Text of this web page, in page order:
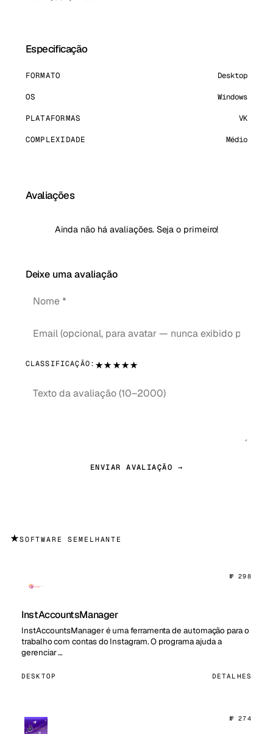
Especificação
FORMATO Desktop
OS Windows
PLATAFORMAS VK
COMPLEXIDADE Médio
Avaliações
Ainda não há avaliações. Seja o primeiro!
Deixe uma avaliação
CLASSIFICAÇÃO: ★★★★★
ENVIAR AVALIAÇÃO →
★SOFTWARE SEMELHANTE
№ 298
InstAccountsManager
InstAccountsManager é uma ferramenta de automação para o
trabalho com contas do Instagram. O programa ajuda a
gerenciar …
DESKTOP DETALHES
№ 274